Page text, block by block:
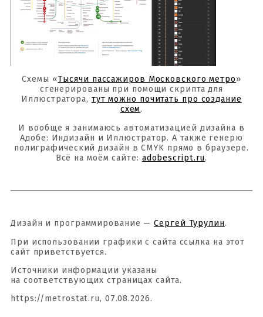
Схемы «Тысячи пассажиров Московского метро»
сгенерированы при помощи скрипта для
Иллюстратора, тут можно почитать про создание
схем.
И вообще я занимаюсь автоматизацией дизайна в
Адобе: Индизайн и Иллюстратор. А также генерю
полиграфический дизайн в CMYK прямо в браузере.
Всё на моём сайте: adobescript.ru.
Дизайн и программирование —Сергей Турулин.
При использовании графики с сайта ссылка на этот
сайт приветствуется.
Источники информации указаны
на соответствующих страницах сайта.
https://metrostat.ru, 07.08.2026.